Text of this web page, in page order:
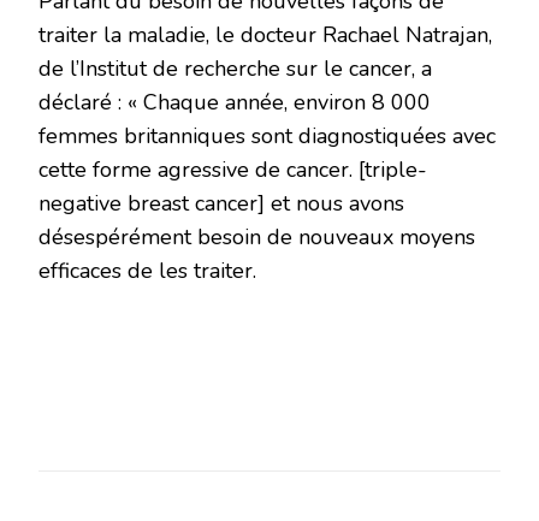
traiter la maladie, le docteur Rachael Natrajan,
de l’Institut de recherche sur le cancer, a
déclaré : « Chaque année, environ 8 000
femmes britanniques sont diagnostiquées avec
cette forme agressive de cancer. [triple-
negative breast cancer] et nous avons
désespérément besoin de nouveaux moyens
efficaces de les traiter.